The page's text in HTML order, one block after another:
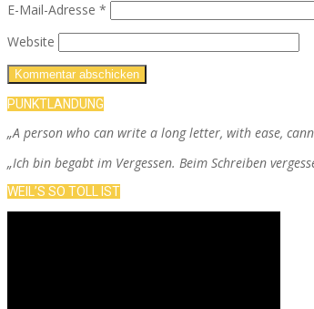
E-Mail-Adresse *
Website
PUNKTLANDUNG
„A person who can write a long letter, with ease,
„Ich bin begabt im Vergessen. Beim Schreiben
WEIL’S SO TOLL IST